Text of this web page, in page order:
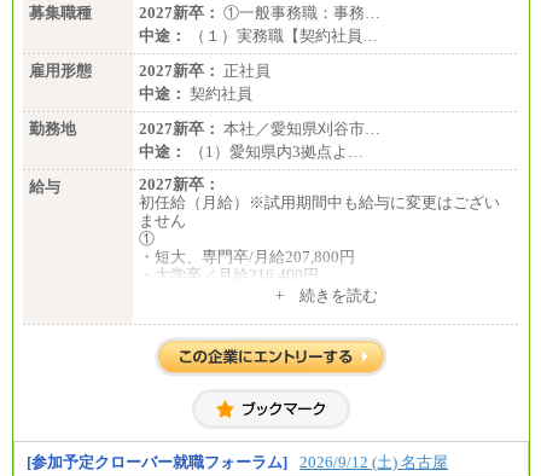
募集職種
2027新卒： ①一般事務職：事務…
中途：
（１）実務職【契約社員…
雇用形態
2027新卒： 正社員
中途： 契約社員
勤務地
2027新卒： 本社／愛知県刈谷市…
中途：
（1）愛知県内3拠点よ…
給与
2027新卒：
初任給（月給）※試用期間中も給与に変更はござい
ません
①
・短大、専門卒/月給207,800円
・大学卒／月給216,400円
※大学院修了は大学卒の金額を最低額とし、経験・
す。
②③
・大学卒／月給282,000円
※技術系応募における、博士課程修了は大学卒(また
は修士了)の金額を最低額とし、経験・能力を考慮の
うえ当社規程に基づき決定いたします。
+ 続きを読む
[参加予定クローバー就職フォーラム] 2026/9/12 (土) 名古屋